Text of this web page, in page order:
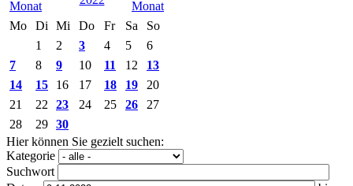
Mo
Di Mi Do Fr Sa
So
1
2 3 4 5
6
7
8 9 10 11 12
13
14
15 16 17 18 19
20
21
22 23 24 25 26
27
28
29 30
Hier können Sie gezielt suchen:
Kategorie
Suchwort